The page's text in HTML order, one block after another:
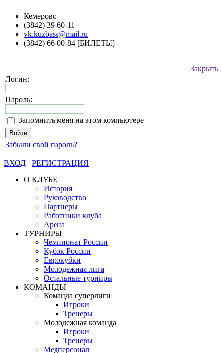
Кемерово
(3842) 39-60-11
vk.kuzbass@mail.ru
(3842) 66-00-84 [БИЛЕТЫ]
Закрыть
Логин:
Пароль:
Запомнить меня на этом компьютере
Забыли свой пароль?
ВХОД
РЕГИСТРАЦИЯ
О КЛУБЕ
История
Руководство
Партнеры
Работники клуба
Арена
ТУРНИРЫ
Чемпионат России
Кубок России
Еврокубки
Молодежная лига
Остальные турниры
КОМАНДЫ
Команда суперлиги
Игроки
Тренеры
Молодежная команда
Игроки
Тренеры
Медперсонал